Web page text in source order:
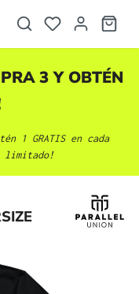
3 Y OBTÉN
1 GRATIS en cada
limitado!